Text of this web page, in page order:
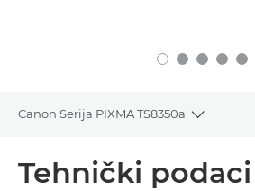
Canon Serija PIXMA TS8350a
Toggle
Tehnički podaci